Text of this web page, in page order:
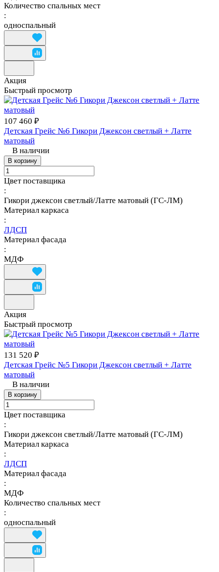
Количество спальных мест
:
односпальный
Акция
Быстрый просмотр
107 460 ₽
Детская Грейс №6 Гикори Джексон светлый + Латте
матовый
В наличии
В корзину
Цвет поставщика
:
Гикори джексон светлый/Латте матовый (ГС-ЛМ)
Материал каркаса
:
ЛДСП
Материал фасада
:
МДФ
Акция
Быстрый просмотр
131 520 ₽
Детская Грейс №5 Гикори Джексон светлый + Латте
матовый
В наличии
В корзину
Цвет поставщика
:
Гикори джексон светлый/Латте матовый (ГС-ЛМ)
Материал каркаса
:
ЛДСП
Материал фасада
:
МДФ
Количество спальных мест
:
односпальный